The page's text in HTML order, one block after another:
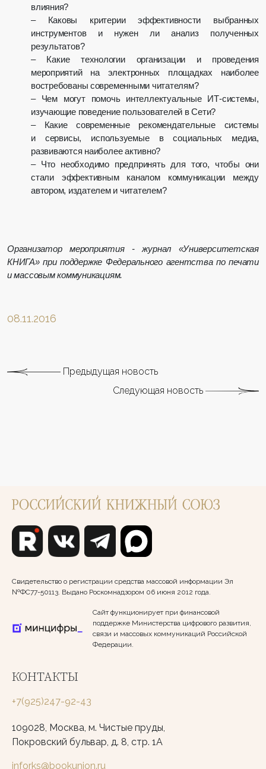
влияния?
– Каковы критерии эффективности выбранных
инструментов и нужен ли анализ полученных
результатов?
– Какие технологии организации и проведения
мероприятий на электронных площадках наиболее
востребованы современными читателям?
– Чем могут помочь интеллектуальные ИТ-системы,
изучающие поведение пользователей в Сети?
– Какие современные рекомендательные системы
и сервисы, используемые в социальных медиа,
развиваются наиболее активно?
– Что необходимо предпринять для того, чтобы они
стали эффективным каналом коммуникации между
автором, издателем и читателем?
Организатор мероприятия - журнал «Университетская
КНИГА» при поддержке Федерального агентства по печати
и массовым коммуникациям.
08.11.2016
Предыдущая новость
Следующая новость
Свидетельство о регистрации средства массовой информации Эл
№ФС77-50113. Выдано Роскомнадзором 06 июня 2012 года.
Сайт функционирует при финансовой
поддержке Министерства цифрового развития,
связи и массовых коммуникаций Российской
Федерации.
КОНТАКТЫ
+7(925)247-92-43
109028, Москва, м. Чистые пруды,
Покровский бульвар, д. 8, стр. 1А
inforks@bookunion.ru